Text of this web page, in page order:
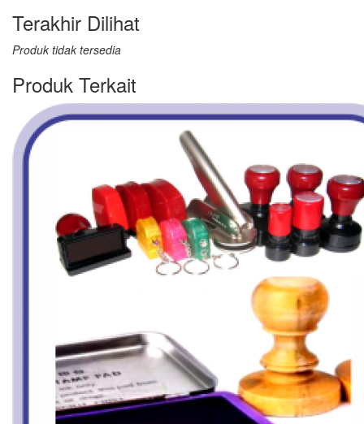
Terakhir Dilihat
Produk tidak tersedia
Produk Terkait